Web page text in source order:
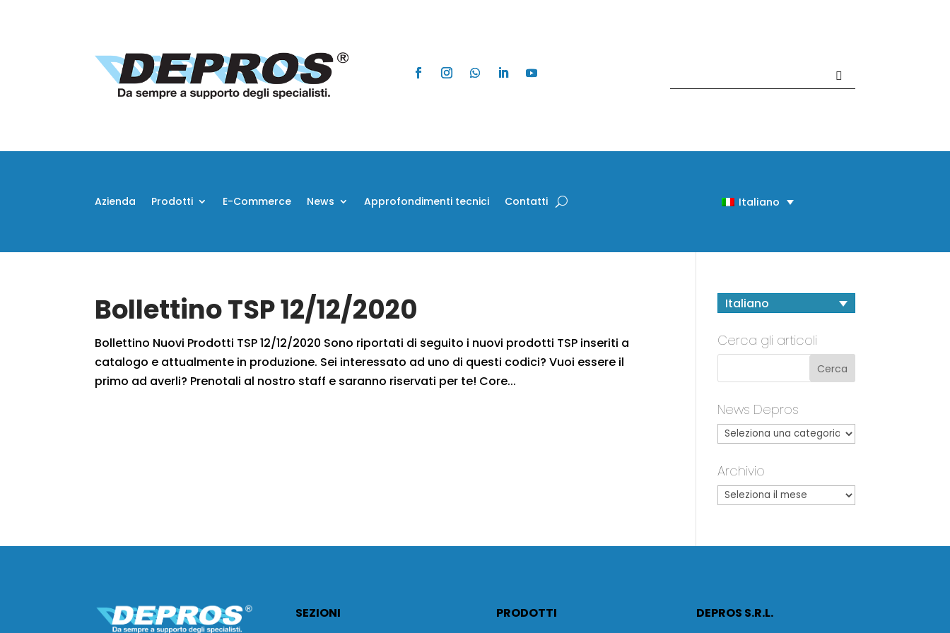
Azienda Prodotti E-Commerce News Approfondimenti tecnici Contatti Italiano
Bollettino TSP 12/12/2020
Bollettino Nuovi Prodotti TSP 12/12/2020 Sono riportati di seguito i nuovi prodotti TSP inseriti a
catalogo e attualmente in produzione. Sei interessato ad uno di questi codici? Vuoi essere il
primo ad averli? Prenotali al nostro staff e saranno riservati per te! Core...
Italiano
Cerca gli articoli
News Depros
Archivio
SEZIONI
PRODOTTI
DEPROS S.R.L.